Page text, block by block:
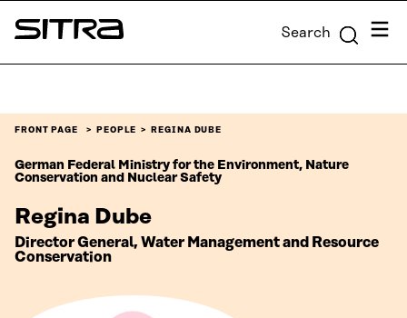
Skip to
content
Sitra Search Menu
FRONT PAGE PEOPLE REGINA DUBE
German Federal Ministry for the Environment, Nature
Conservation and Nuclear Safety
Regina Dube
Director General, Water Management and Resource
Conservation